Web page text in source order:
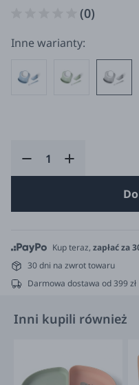
(0)
Inne warianty:
Kup teraz, zapłać za
30 dni na zwrot towaru
Darmowa dostawa od 399 zł
Inni kupili również